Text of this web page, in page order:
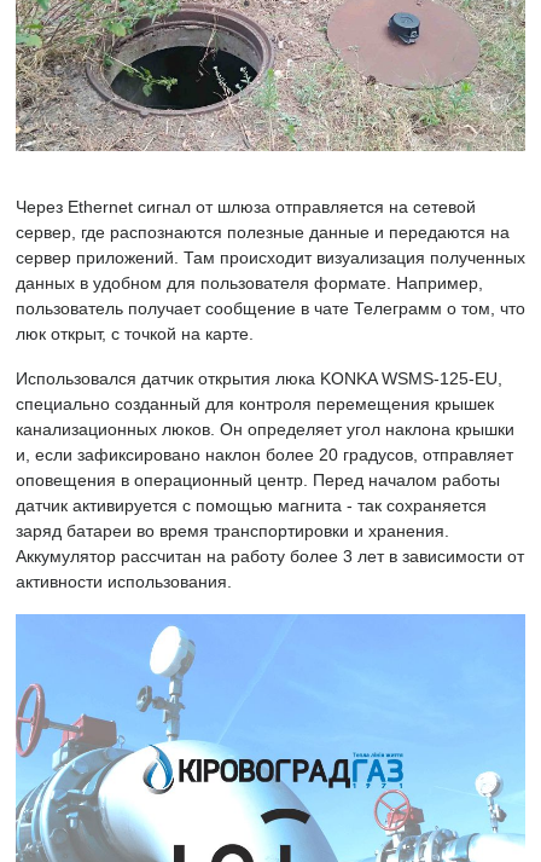
Через Ethernet сигнал от шлюза отправляется на сетевой
сервер, где распознаются полезные данные и передаются на
сервер приложений. Там происходит визуализация полученных
данных в удобном для пользователя формате. Например,
пользователь получает сообщение в чате Телеграмм о том, что
люк открыт, с точкой на карте.
Использовался датчик открытия люка KONKA WSMS-125-EU,
специально созданный для контроля перемещения крышек
канализационных люков. Он определяет угол наклона крышки
и, если зафиксировано наклон более 20 градусов, отправляет
оповещения в операционный центр. Перед началом работы
датчик активируется с помощью магнита - так сохраняется
заряд батареи во время транспортировки и хранения.
Аккумулятор рассчитан на работу более 3 лет в зависимости от
активности использования.